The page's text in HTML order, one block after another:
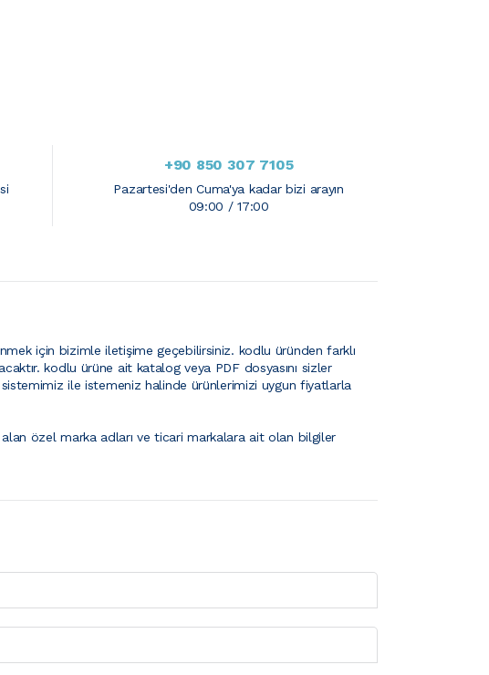
+90 850 307 7105
Pazartesi'den Cuma'ya kadar bizi arayın
09:00 / 17:00
için bizimle iletişime geçebilirsiniz. kodlu üründen farklı
kodlu ürüne ait katalog veya PDF dosyasını sizler
ile istemeniz halinde ürünlerimizi uygun fiyatlarla
özel marka adları ve ticari markalara ait olan bilgiler